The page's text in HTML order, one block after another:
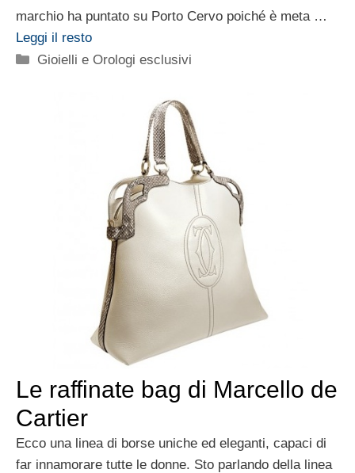
marchio ha puntato su Porto Cervo poiché è meta …
Leggi il resto
Categorie
Gioielli e Orologi esclusivi
Le raffinate bag di Marcello de
Cartier
Ecco una linea di borse uniche ed eleganti, capaci di
far innamorare tutte le donne. Sto parlando della linea